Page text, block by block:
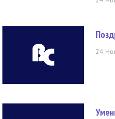
24